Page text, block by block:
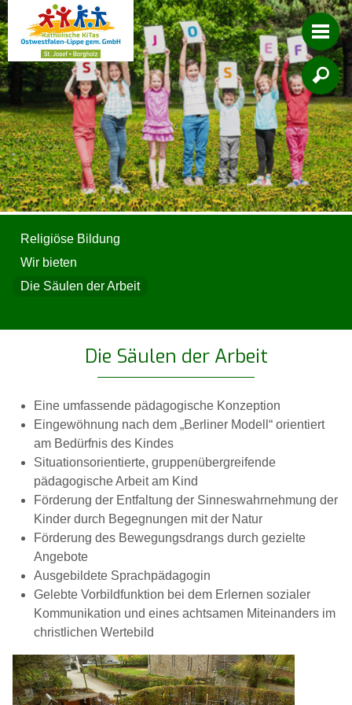

Religiöse Bildung
Wir bieten
Die Säulen der Arbeit
Die Säulen der Arbeit
Eine umfassende pädagogische Konzeption
Eingewöhnung nach dem „Berliner Modell“ orientiert
am Bedürfnis des Kindes
Situationsorientierte, gruppenübergreifende
pädagogische Arbeit am Kind
Förderung der Entfaltung der Sinneswahrnehmung der
Kinder durch Begegnungen mit der Natur
Förderung des Bewegungsdrangs durch gezielte
Angebote
Ausgebildete Sprachpädagogin
Gelebte Vorbildfunktion bei dem Erlernen sozialer
Kommunikation und eines achtsamen Miteinanders im
christlichen Wertebild